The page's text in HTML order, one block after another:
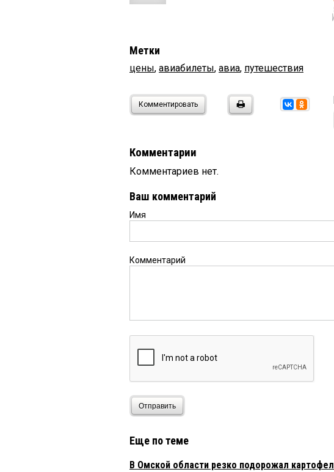
Метки
цены, авиабилеты, авиа, путешествия
Комментировать
Комментарии
Комментариев нет.
Ваш комментарий
Имя
Комментарий
Отправить
Еще по теме
В Омской области резко подорожал